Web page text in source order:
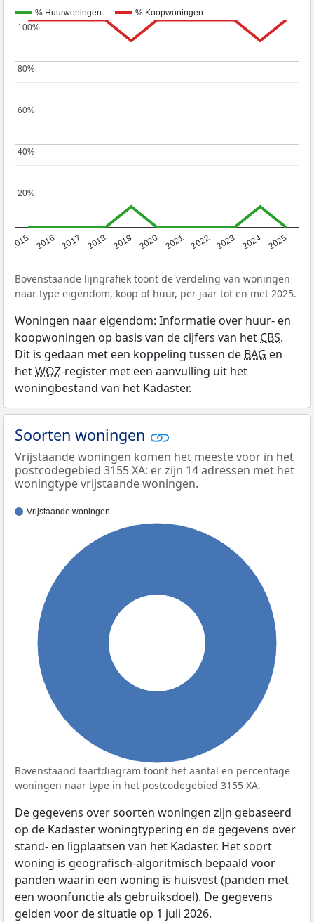
% Huurwoningen % Koopwoningen
2015 2016 2017 2018 2019 2020 2021 2022 2023 2024 2025
20%
20%
40%
40%
60%
60%
80%
80%
100%
100%
Bovenstaande lijngrafiek toont de verdeling van woningen
naar type eigendom, koop of huur, per jaar tot en met 2025.
Woningen naar eigendom: Informatie over huur- en
koopwoningen op basis van de cijfers van hetCBS.
Dit is gedaan met een koppeling tussen deBAG en
hetWOZ-register met een aanvulling uit het
woningbestand van het Kadaster.
Soorten woningen
Vrijstaande woningen komen het meeste voor in het
postcodegebied 3155 XA: er zijn 14 adressen met het
woningtype vrijstaande woningen.
Vrijstaande woningen
Bovenstaand taartdiagram toont het aantal en percentage
woningen naar type in het postcodegebied 3155 XA.
De gegevens over soorten woningen zijn gebaseerd
op de Kadaster woningtypering en de gegevens over
stand- en ligplaatsen van het Kadaster. Het soort
woning is geografisch-algoritmisch bepaald voor
panden waarin een woning is huisvest (panden met
een woonfunctie als gebruiksdoel). De gegevens
gelden voor de situatie op 1 juli 2026.